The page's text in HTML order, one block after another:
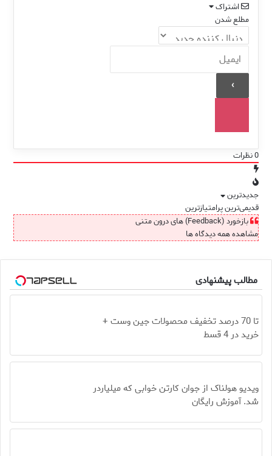
اشتراک
مطلع شدن
0نظرات
جدیدترین
قدیمی‌ترینپرامتیازترین
بازخورد (Feedback) های درون متنی
مشاهده همه دیدگاه ها
مطالب پیشنهادی
تا 70 درصد تخفیف محصولات جین وست +
خرید در 4 قسط
ویدیو هولناک از جوان کارتن خوابی که میلیاردر
شد. آموزش رایگان